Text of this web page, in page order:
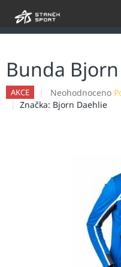
Bunda Bjorn
AKCE
Průměrné
hodnocení
Neohodnoceno
Značka: Bjorn Daehlie